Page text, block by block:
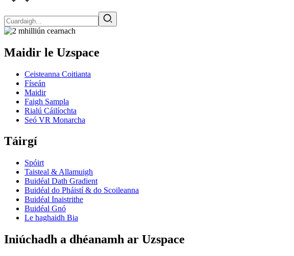
Maidir le Uzspace
Ceisteanna Coitianta
Físeán
Maidir
Faigh Sampla
Rialú Cáilíochta
Seó VR Monarcha
Táirgí
Spóirt
Taisteal & Allamuigh
Buidéal Dath Gradient
Buidéal do Pháistí & do Scoileanna
Buidéal Inaistrithe
Buidéal Gnó
Le haghaidh Bia
Iniúchadh a dhéanamh ar Uzspace